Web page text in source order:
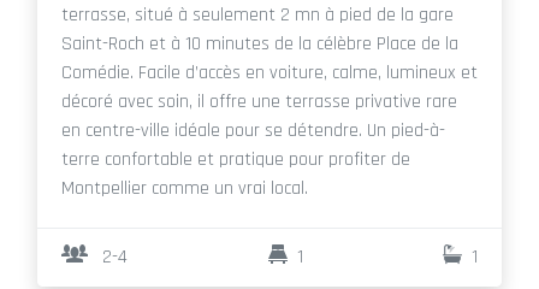
terrasse, situé à seulement 2 mn à pied de la gare
Saint-Roch et à 10 minutes de la célèbre Place de la
Comédie. Facile d’accès en voiture, calme, lumineux et
décoré avec soin, il offre une terrasse privative rare
en centre-ville idéale pour se détendre. Un pied-à-
terre confortable et pratique pour profiter de
Montpellier comme un vrai local.
2-4 1 1